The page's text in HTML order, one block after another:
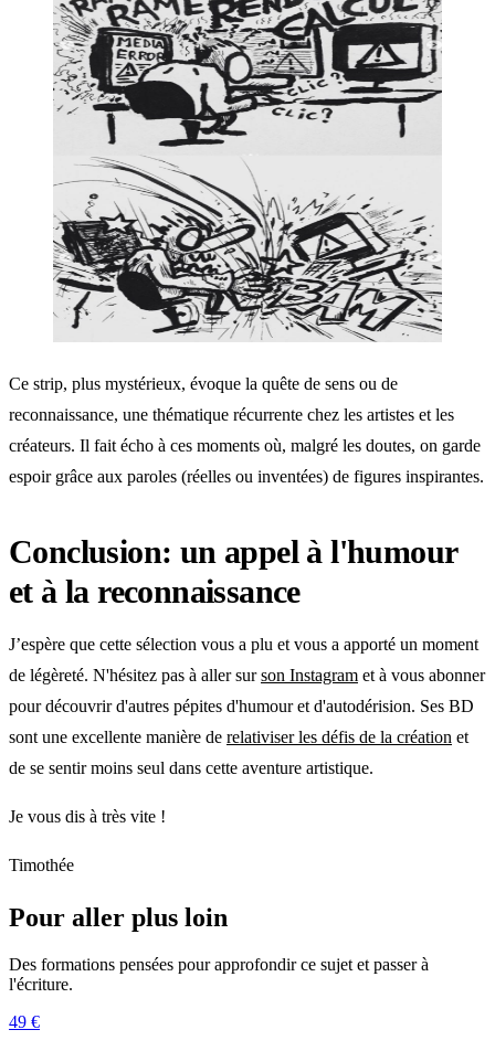
Ce strip, plus mystérieux, évoque la quête de sens ou de
reconnaissance, une thématique récurrente chez les artistes et les
créateurs. Il fait écho à ces moments où, malgré les doutes, on garde
espoir grâce aux paroles (réelles ou inventées) de figures inspirantes.
Conclusion: un appel à l'humour
et à la reconnaissance
J’espère que cette sélection vous a plu et vous a apporté un moment
de légèreté. N'hésitez pas à aller surson Instagram et à vous abonner
pour découvrir d'autres pépites d'humour et d'autodérision. Ses BD
sont une excellente manière de relativiser les défis de la création et
de se sentir moins seul dans cette aventure artistique.
Je vous dis à très vite !
Timothée
Pour aller plus loin
Des formations pensées pour approfondir ce sujet et passer à
l'écriture.
49 €